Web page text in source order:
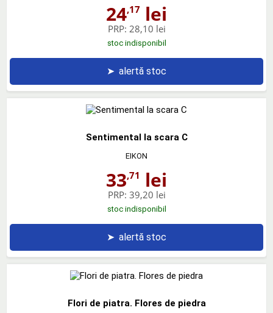
24,17 lei
PRP: 28,10 lei
stoc indisponibil
➤ alertă stoc
Sentimental la scara C
EIKON
33,71 lei
PRP: 39,20 lei
stoc indisponibil
➤ alertă stoc
Flori de piatra. Flores de piedra